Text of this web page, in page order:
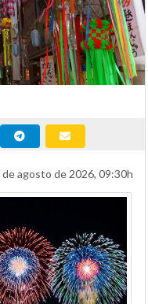
de agosto de 2026, 09:30h